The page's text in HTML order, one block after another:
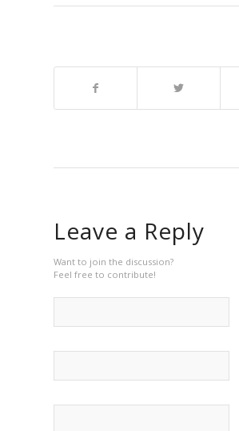
Leave a Reply
Want to join the discussion?
Feel free to contribute!